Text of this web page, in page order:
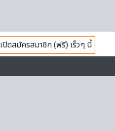
เปิดสมัครสมาชิก (ฟรี) เร็วๆ นี้